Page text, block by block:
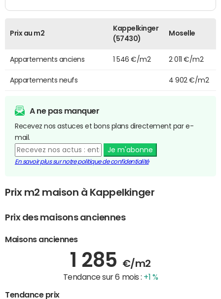
Prix au m2
Kappelkinger
(57430)
Moselle
Appartements anciens 1 546 €/m2 2 011 €/m2
Appartements neufs 4 902 €/m2
A ne pas manquer
Recevez nos astuces et bons plans directement par e-
mail.
Je m'abonne
En savoir plus sur notre politique de confidentialité
Prix m2 maison à Kappelkinger
Prix des maisons anciennes
Maisons anciennes
1 285 €/m2
Tendance sur 6 mois : +1 %
Tendance prix